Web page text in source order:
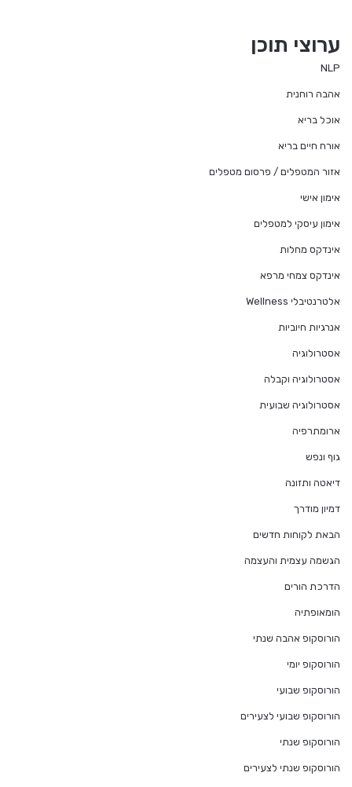
ערוצי תוכן
NLP
אהבה רוחנית
אוכל בריא
אורח חיים בריא
אזור המטפלים / פרסום מטפלים
אימון אישי
אימון עיסקי למטפלים
אינדקס מחלות
אינדקס צמחי מרפא
אלטרנטיבלי Wellness
אנרגיות חיוביות
אסטרולוגיה
אסטרולוגיה וקבלה
אסטרולוגיה שבועית
ארומתרפיה
גוף ונפש
דיאטה ותזונה
דמיון מודרך
הבאת לקוחות חדשים
הגשמה עצמית והעצמה
הדרכת הורים
הומאופתיה
הורוסקופ אהבה שנתי
הורוסקופ יומי
הורוסקופ שבועי
הורוסקופ שבועי לצעירים
הורוסקופ שנתי
הורוסקופ שנתי לצעירים